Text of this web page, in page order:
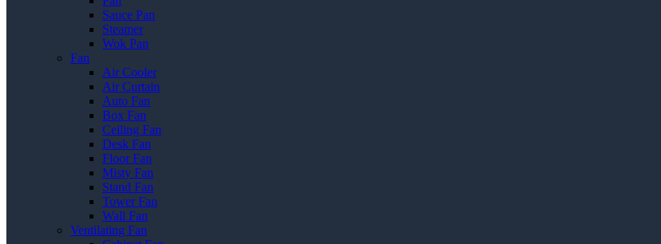
Sauce Pan
Steamer
Wok Pan
Fan
Air Cooler
Air Curtain
Auto Fan
Box Fan
Ceiling Fan
Desk Fan
Floor Fan
Misty Fan
Stand Fan
Tower Fan
Wall Fan
Ventilating Fan